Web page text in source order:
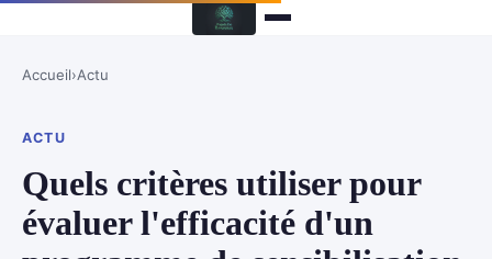
Accueil›Actu
ACTU
Quels critères utiliser pour
évaluer l'efficacité d'un